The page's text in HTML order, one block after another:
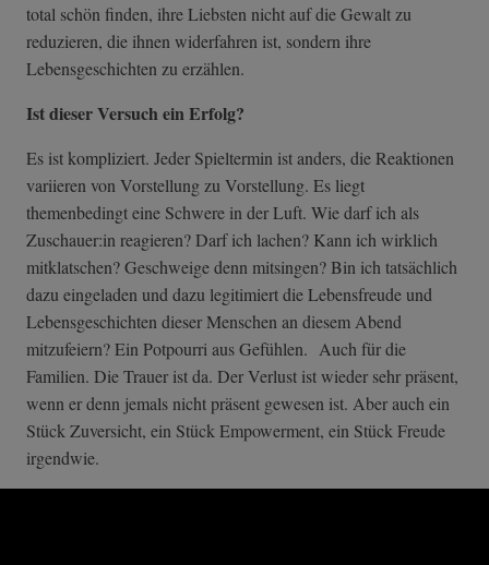
total schön finden, ihre Liebsten nicht auf die Gewalt zu
reduzieren, die ihnen widerfahren ist, sondern ihre
Lebensgeschichten zu erzählen.
Ist dieser Versuch ein Erfolg?
Es ist kompliziert. Jeder Spieltermin ist anders, die Reaktionen
variieren von Vorstellung zu Vorstellung. Es liegt
themenbedingt eine Schwere in der Luft. Wie darf ich als
Zuschauer:in reagieren? Darf ich lachen? Kann ich wirklich
mitklatschen? Geschweige denn mitsingen? Bin ich tatsächlich
dazu eingeladen und dazu legitimiert die Lebensfreude und
Lebensgeschichten dieser Menschen an diesem Abend
mitzufeiern? Ein Potpourri aus Gefühlen. Auch für die
Familien. Die Trauer ist da. Der Verlust ist wieder sehr präsent,
wenn er denn jemals nicht präsent gewesen ist. Aber auch ein
Stück Zuversicht, ein Stück Empowerment, ein Stück Freude
irgendwie.